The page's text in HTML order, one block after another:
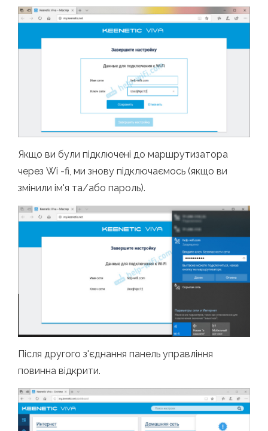
Якщо ви були підключені до маршрутизатора
через Wi -fi, ми знову підключаємось (якщо ви
змінили ім'я та/або пароль).
Після другого з'єднання панель управління
повинна відкрити.